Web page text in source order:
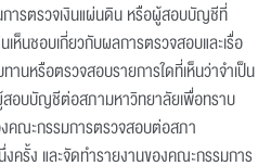
ารตรวจเงินแผ่นดิน หรือผู้สอบบัญชีที่
ห็นชอบเกี่ยวกับผลการตรวจสอบและเรื่อ
านหรือตรวจสอบรายการใดที่เห็นว่าจำเป็น
สอบบัญชีต่อสภามหาวิทยาลัยเพื่อทราบ
คณะกรรมการตรวจสอบต่อสภา
ครั้ง และจัดทำรายงานของคณะกรรมการ